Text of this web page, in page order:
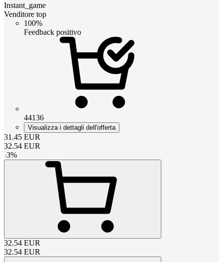
Instant_game
Venditore top
100%
Feedback positivo
44136
Visualizza i dettagli dell'offerta
31.45 EUR
32.54 EUR
-3%
32.54 EUR
32.54 EUR